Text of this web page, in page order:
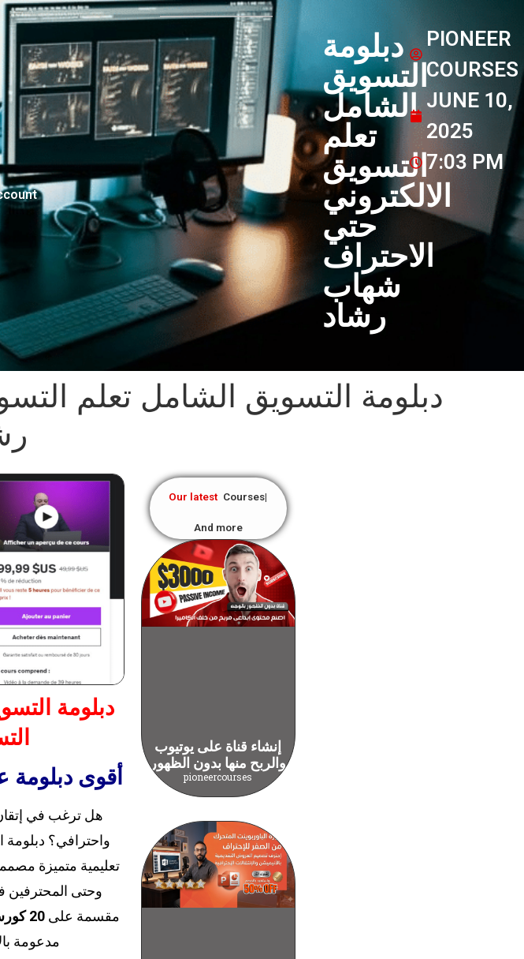
دبلومة
التسويق
الشامل
تعلم
التسويق
الالكتروني
حتي
الاحتراف
شهاب
رشاد
PIONEER
COURSES
JUNE 10,
2025
7:03 PM
دبلومة التسويق الشامل تعلم
دبلومة
أقوى دبلومة
هل ترغب في
واحترافي؟
تعليمية متميزة
وحتى المحترفين
مقسمة على20 كورس متكامل
مدعومة
Our latest Courses
And more
إنشاء قناة على يوتيوب
والربح منها بدون الظهور
pioneercourses